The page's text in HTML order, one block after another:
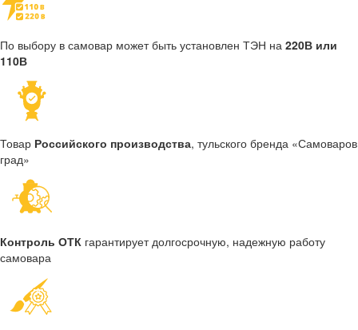
По выбору в самовар может быть установлен ТЭН на 220В или
110В
Товар Российского производства, тульского бренда «Самоваров
град»
Контроль ОТК гарантирует долгосрочную, надежную работу
самовара